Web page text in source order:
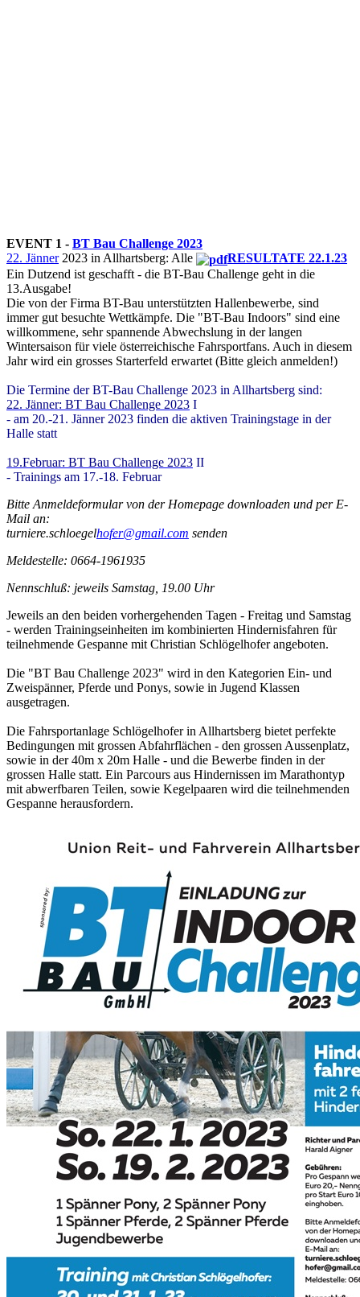
EVENT 1 - BT Bau Challenge 2023
22. Jänner2023 in Allhartsberg: Alle
RESULTATE 22.1.23
Ein Dutzend ist geschafft - die BT-Bau Challenge geht in die
13.Ausgabe!
Die von der Firma BT-Bau unterstützten Hallenbewerbe, sind
immer gut besuchte Wettkämpfe. Die "BT-Bau Indoors" sind eine
willkommene, sehr spannende Abwechslung in der langen
Wintersaison für viele österreichische Fahrsportfans. Auch in diesem
Jahr wird ein grosses Starterfeld erwartet (Bitte gleich anmelden!)
Die Termine der BT-Bau Challenge 2023 in Allhartsberg sind:
22. Jänner: BT Bau Challenge 2023 I
- am 20.-21. Jänner 2023 finden die aktiven Trainingstage in der
Halle statt
19.Februar: BT Bau Challenge 2023 II
- Trainings am 17.-18. Februar
Bitte Anmeldeformular von der Homepage downloaden und per E-
Mail an:
turniere.schloegelhofer@gmail.com senden
Meldestelle: 0664-1961935
Nennschluß: jeweils Samstag, 19.00 Uhr
Jeweils an den beiden vorhergehenden Tagen - Freitag und Samstag
- werden Trainingseinheiten im kombinierten Hindernisfahren für
teilnehmende Gespanne mit Christian Schlögelhofer angeboten.
Die "BT Bau Challenge 2023" wird in den Kategorien Ein- und
Zweispänner, Pferde und Ponys, sowie in Jugend Klassen
ausgetragen.
Die Fahrsportanlage Schlögelhofer in Allhartsberg bietet perfekte
Bedingungen mit grossen Abfahrflächen - den grossen Aussenplatz,
sowie in der 40m x 20m Halle - und die Bewerbe finden in der
grossen Halle statt. Ein Parcours aus Hindernissen im Marathontyp
mit abwerfbaren Teilen, sowie Kegelpaaren wird die teilnehmenden
Gespanne herausfordern.